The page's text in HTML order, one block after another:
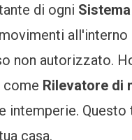
di ogni
non autorizzato.
come Rilevatore di
intemperie.
casa.